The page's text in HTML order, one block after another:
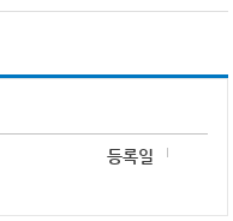
등록일